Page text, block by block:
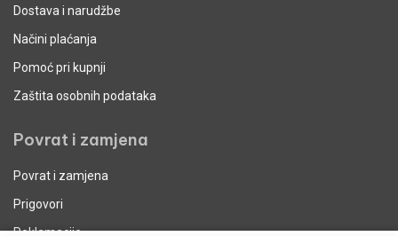
Dostava i narudžbe
Načini plaćanja
Pomoć pri kupnji
Zaštita osobnih podataka
Povrat i zamjena
Povrat i zamjena
Prigovori
Reklamacije